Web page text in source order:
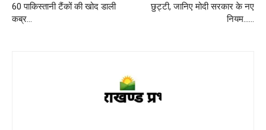
60 पाकिस्तानी टैंकों की खोद डाली
कब्र…
छुट्टी, जानिए मोदी सरकार के नए
नियम……